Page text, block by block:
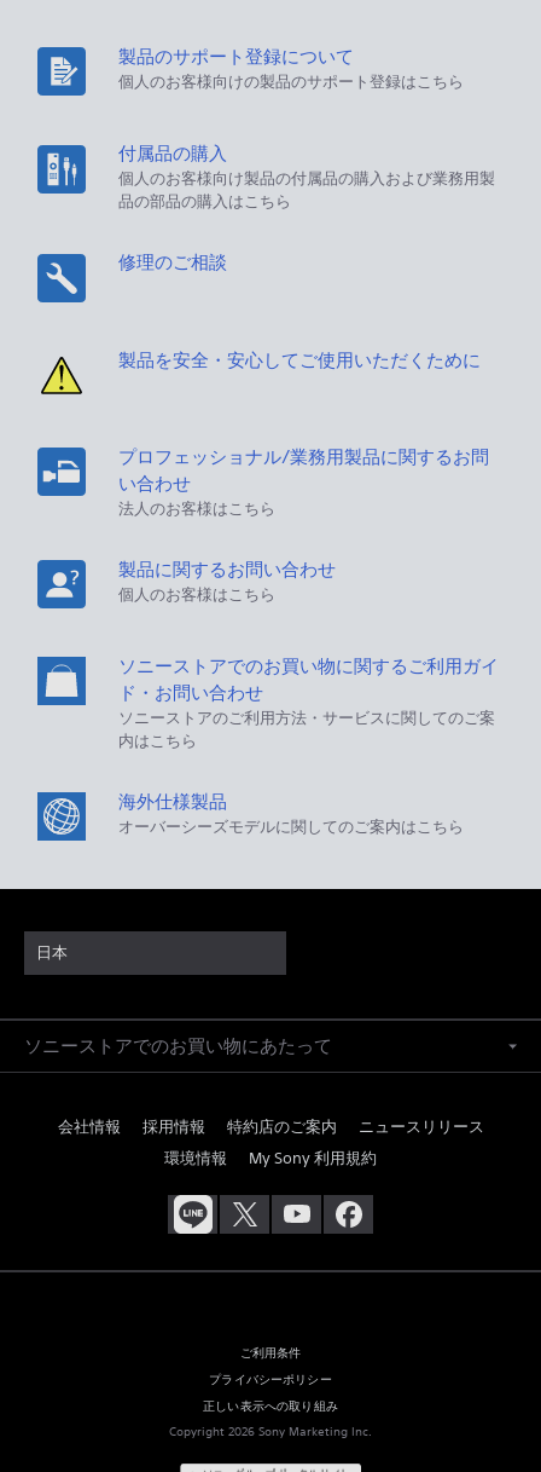
製品のサポート登録について
個人のお客様向けの製品のサポート登録はこちら
付属品の購入
個人のお客様向け製品の付属品の購入および業務用製
品の部品の購入はこちら
修理のご相談
製品を安全・安心してご使用いただくために
プロフェッショナル/業務用製品に関するお問
い合わせ
法人のお客様はこちら
製品に関するお問い合わせ
個人のお客様はこちら
ソニーストアでのお買い物に関するご利用ガイ
ド・お問い合わせ
ソニーストアのご利用方法・サービスに関してのご案
内はこちら
海外仕様製品
オーバーシーズモデルに関してのご案内はこちら
日本
ソニーストアでのお買い物にあたって
会社情報 採用情報 特約店のご案内
ニュースリリース
環境情報
My Sony 利用規約
ご利用条件
プライバシーポリシー
正しい表示への取り組み
Copyright 2026 Sony Marketing Inc.